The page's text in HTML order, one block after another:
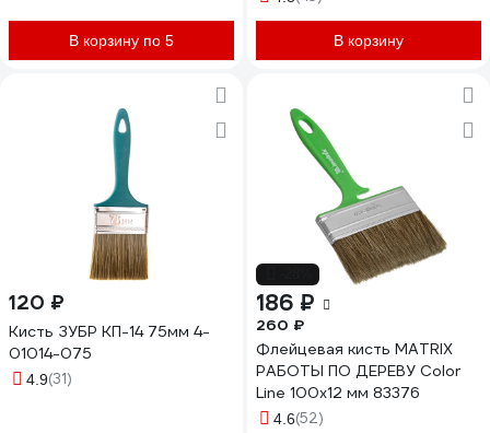
В корзину по 5 В корзину
120 ₽
Кисть ЗУБР КП-14 75мм 4-
01014-075
4.9(31)
186 ₽
260 ₽
Флейцевая кисть MATRIX
РАБОТЫ ПО ДЕРЕВУ Color
Line 100х12 мм 83376
4.6(52)